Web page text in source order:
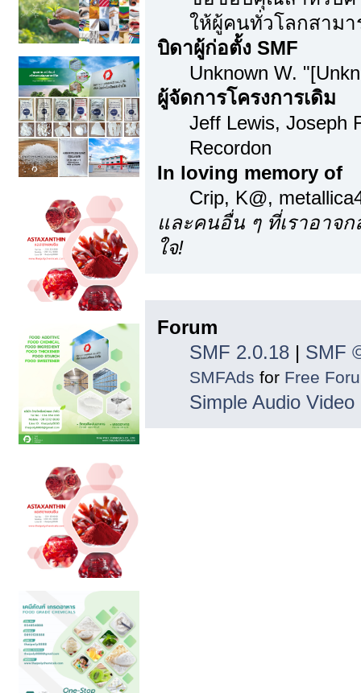
ให้ผู้คนทั่วโลกสามา
บิดาผู้ก่อตั้ง SMF
Unknown W.
ผู้จัดการโครงการเดิม
Jeff Lewis, Joseph
Recordon
In loving memory of
Crip, K@,
และคนอื่น ๆ ที่เราอาจ
ใจ!
Forum
SMF 2.0.18| SMF
SMFAds for Free
Simple Audio